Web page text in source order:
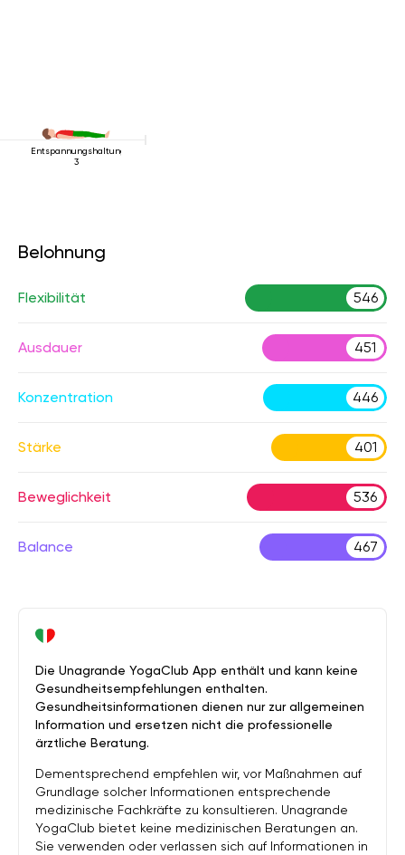
Entspannungshaltung
3
Belohnung
Flexibilität 546
Ausdauer 451
Konzentration 446
Stärke 401
Beweglichkeit 536
Balance 467
Die Unagrande YogaClub App enthält und kann keine
Gesundheitsempfehlungen enthalten.
Gesundheitsinformationen dienen nur zur allgemeinen
Information und ersetzen nicht die professionelle
ärztliche Beratung.
Dementsprechend empfehlen wir, vor Maßnahmen auf
Grundlage solcher Informationen entsprechende
medizinische Fachkräfte zu konsultieren. Unagrande
YogaClub bietet keine medizinischen Beratungen an.
Sie verwenden oder verlassen sich auf Informationen in